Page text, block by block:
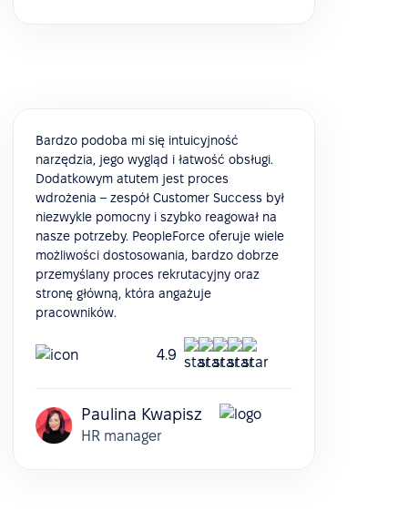
Bardzo podoba mi się intuicyjność
narzędzia, jego wygląd i łatwość obsługi.
Dodatkowym atutem jest proces
wdrożenia – zespół Customer Success był
niezwykle pomocny i szybko reagował na
nasze potrzeby. PeopleForce oferuje wiele
możliwości dostosowania, bardzo dobrze
przemyślany proces rekrutacyjny oraz
stronę główną, która angażuje
pracowników.
4.9
Paulina Kwapisz
HR manager